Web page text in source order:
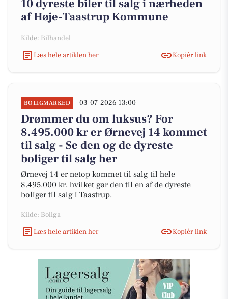
10 dyreste biler til salg i nærheden
af Høje-Taastrup Kommune
Kilde: Bilhandel
Læs hele artiklen her
Kopiér link
BOLIGMARKED 03-07-2026 13:00
Drømmer du om luksus? For
8.495.000 kr er Ørnevej 14 kommet
til salg - Se den og de dyreste
boliger til salg her
Ørnevej 14 er netop kommet til salg til hele
8.495.000 kr, hvilket gør den til en af de dyreste
boliger til salg i Taastrup.
Kilde: Boliga
Læs hele artiklen her
Kopiér link